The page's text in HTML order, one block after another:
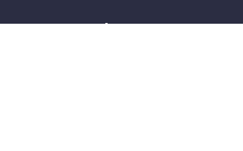
Zusammenarbeit